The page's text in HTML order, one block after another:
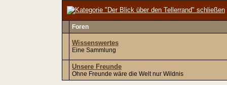
Foren
Wissenswertes
Eine Sammlung
Unsere Freunde
Ohne Freunde wäre die Welt nur Wildnis